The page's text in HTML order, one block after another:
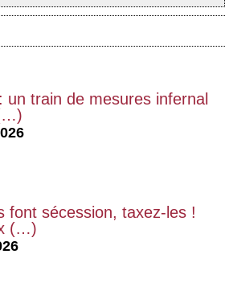
un train de mesures infernal
font sécession, taxez-les !
(…)